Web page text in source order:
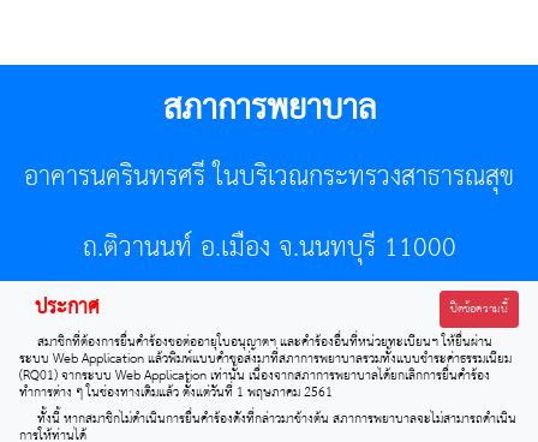
สภาการพยาบาล
อาคารนครินทรศรี ในบริเวณกระทรวงสาธารณสุข
ถ.ติวานนท์ อ.เมือง จ.นนทบุรี 11000
โทรศัพท์ 02-596-7500 โทรสาร 0-2589-7121 E-mail :
center@tnmc.or.th
All right reserved by www.tnmc.or.th
ประกาศ ปิดข้อความนี้
สมาชิกที่ต้องการยื่นคำร้องขอต่ออายุใบอนุญาตฯ และคำร้องอื่นที่หน่วยทะเบียนฯ ให้ยื่นผ่าน
ระบบ Web Application แล้วพิมพ์แบบคำขอส่งมาที่สภาการพยาบาลรวมทั้งแบบชำระค่าธรรมเนียม
(RQ01) จากระบบ Web Application เท่านั้น เนื่องจากสภาการพยาบาลได้ยกเลิกการยื่นคำร้อง
ทำการต่าง ๆ ในช่องทางเดิมแล้ว ตั้งแต่วันที่ 1 พฤษภาคม 2561
ทั้งนี้ หากสมาชิกไม่ดำเนินการยื่นคำร้องดังที่กล่าวมาข้างต้น สภาการพยาบาลจะไม่สามารถดำเนิน
การให้ท่านได้